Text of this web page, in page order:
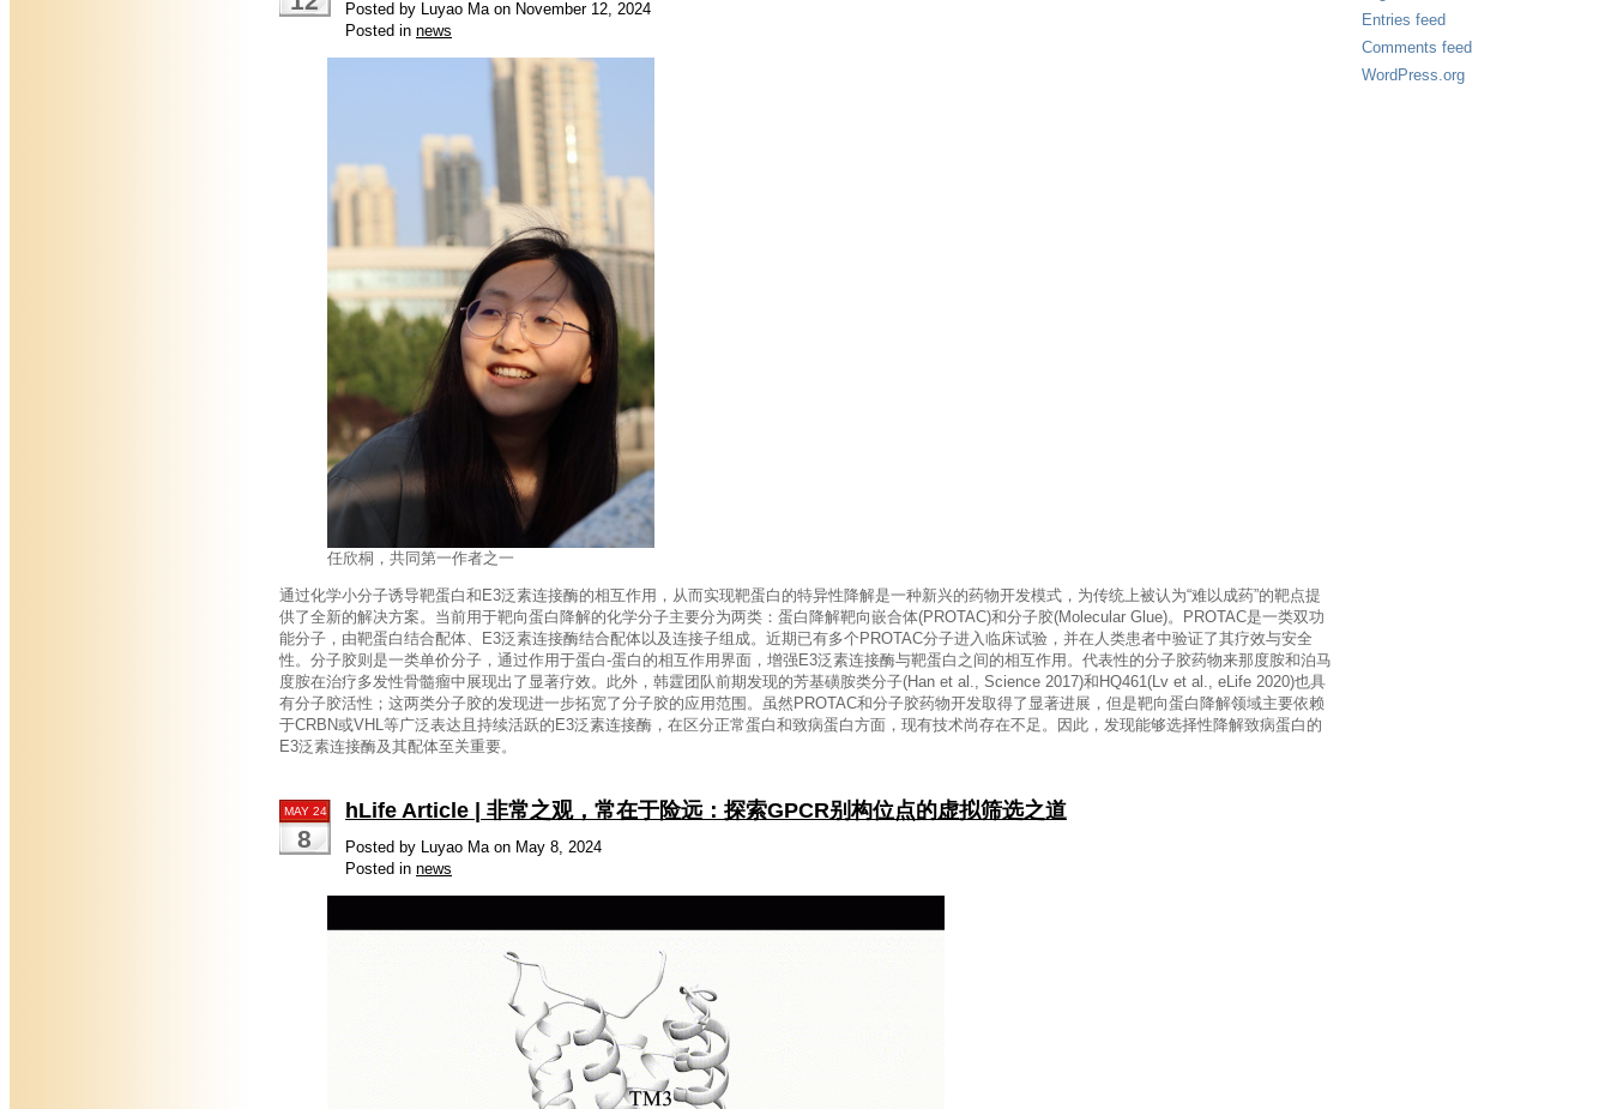
Entries feed
Comments feed
WordPress.org
Posted by Luyao Ma on November 12, 2024
Posted in news
任欣桐，共同第一作者之一
通过化学小分子诱导靶蛋白和E3泛素连接酶的相互作用，从而实现靶蛋白的特异性降解是一种新兴的药物开发模式，为传统上被认为“难以成药”的靶点提
供了全新的解决方案。当前用于靶向蛋白降解的化学分子主要分为两类：蛋白降解靶向嵌合体(PROTAC)和分子胶(Molecular Glue)。PROTAC是一类双功
能分子，由靶蛋白结合配体、E3泛素连接酶结合配体以及连接子组成。近期已有多个PROTAC分子进入临床试验，并在人类患者中验证了其疗效与安全
性。分子胶则是一类单价分子，通过作用于蛋白-蛋白的相互作用界面，增强E3泛素连接酶与靶蛋白之间的相互作用。代表性的分子胶药物来那度胺和泊马
度胺在治疗多发性骨髓瘤中展现出了显著疗效。此外，韩霆团队前期发现的芳基磺胺类分子(Han et al., Science 2017)和HQ461(Lv et al., eLife 2020)也具
有分子胶活性；这两类分子胶的发现进一步拓宽了分子胶的应用范围。虽然PROTAC和分子胶药物开发取得了显著进展，但是靶向蛋白降解领域主要依赖
于CRBN或VHL等广泛表达且持续活跃的E3泛素连接酶，在区分正常蛋白和致病蛋白方面，现有技术尚存在不足。因此，发现能够选择性降解致病蛋白的
E3泛素连接酶及其配体至关重要。
MAY 24
8
hLife Article | 非常之观，常在于险远：探索GPCR别构位点的虚拟筛选之道
Posted by Luyao Ma on May 8, 2024
Posted in news